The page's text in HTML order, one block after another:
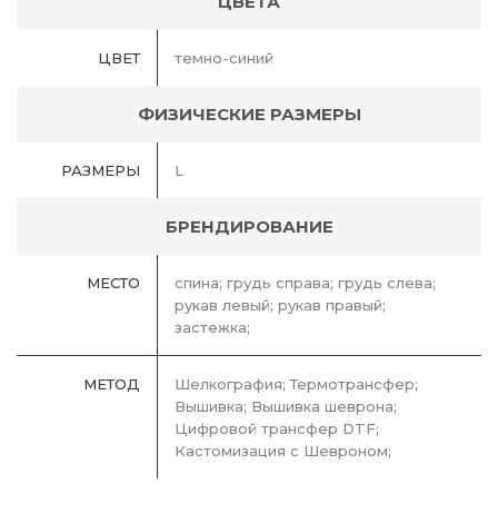
ЦВЕТ темно-синий
ФИЗИЧЕСКИЕ РАЗМЕРЫ
РАЗМЕРЫ L
БРЕНДИРОВАНИЕ
МЕСТО
спина; грудь справа; грудь слева;
рукав левый; рукав правый;
застежка;
МЕТОД
Шелкография; Термотрансфер;
Вышивка; Вышивка шеврона;
Цифровой трансфер DTF;
Кастомизация с Шевроном;